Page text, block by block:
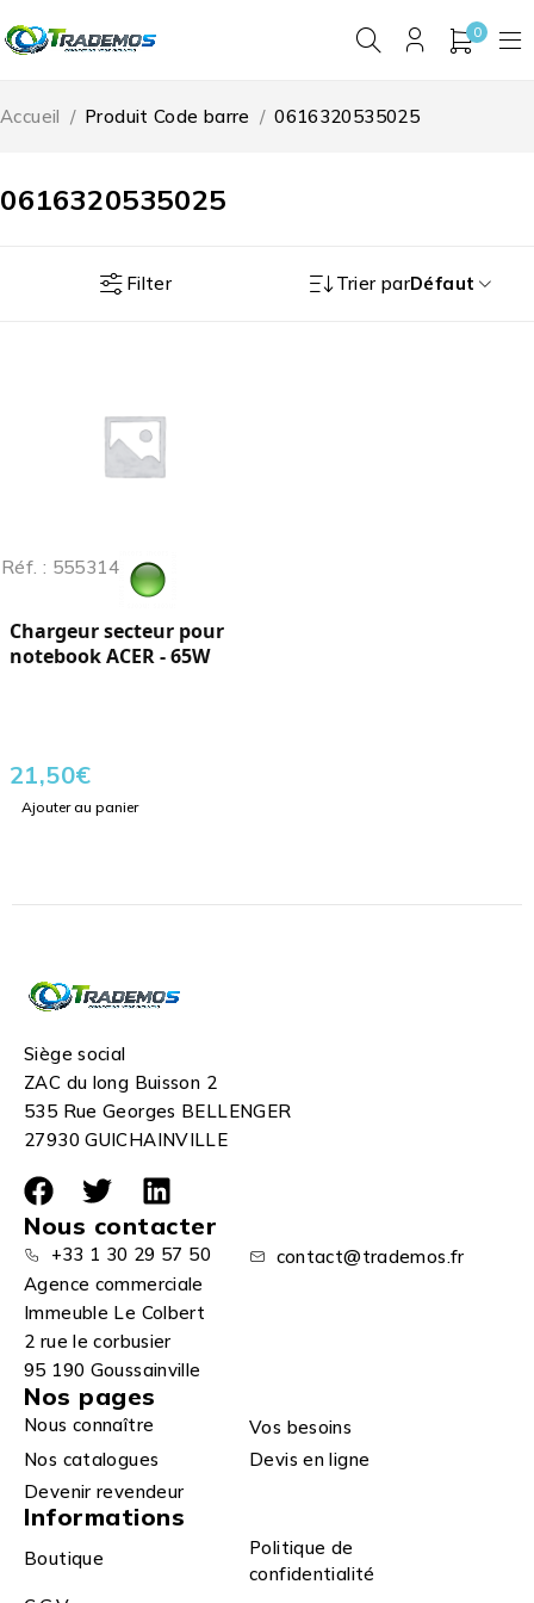
0
0616320535025
Accueil / Produit Code barre / 0616320535025
Filter Trier parDéfaut
Réf. : 555314
Chargeur secteur pour
notebook ACER - 65W
21,50€
Ajouter au panier
Siège social
ZAC du long Buisson 2
535 Rue Georges BELLENGER
27930 GUICHAINVILLE
Nous contacter
+33 1 30 29 57 50
contact@trademos.fr
Agence commerciale
Immeuble Le Colbert
2 rue le corbusier
95 190 Goussainville
Nos pages
Nous connaître
Vos besoins
Nos catalogues
Devis en ligne
Devenir revendeur
Informations
Boutique
Politique de
confidentialité